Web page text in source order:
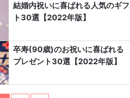
結婚内祝いに喜ばれる人気のギフ
ト30選【2022年版】
卒寿(90歳)のお祝いに喜ばれる
プレゼント30選【2022年版】